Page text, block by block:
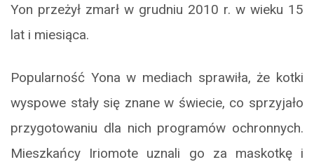
Yon przeżył zmarł w grudniu 2010 r. w wieku 15
lat i miesiąca.
Popularność Yona w mediach sprawiła, że kotki
wyspowe stały się znane w świecie, co sprzyjało
przygotowaniu dla nich programów ochronnych.
Mieszkańcy Iriomote uznali go za maskotkę i